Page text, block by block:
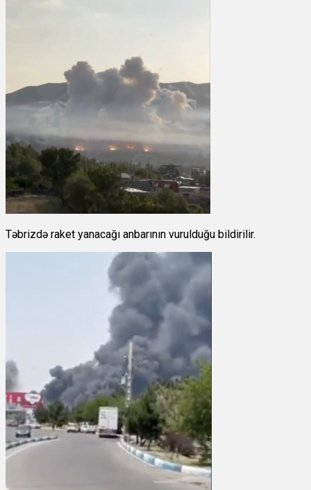
Təbrizdə raket yanacağı anbarının vurulduğu bildirilir.